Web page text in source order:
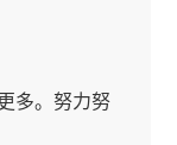
多。努力努